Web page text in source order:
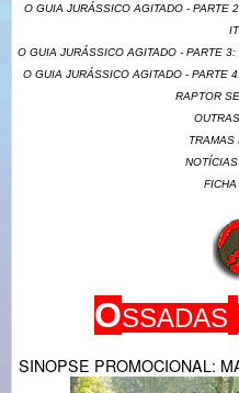
O GUIA JURÁSSICO AGITADO - PARTE
O GUIA JURÁSSICO AGITADO - PARTE
O GUIA JURÁSSICO AGITADO - PARTE
RAPTOR
TRAMAS
FICHA
OSSADAS
SINOPSE PROMOCIONAL: